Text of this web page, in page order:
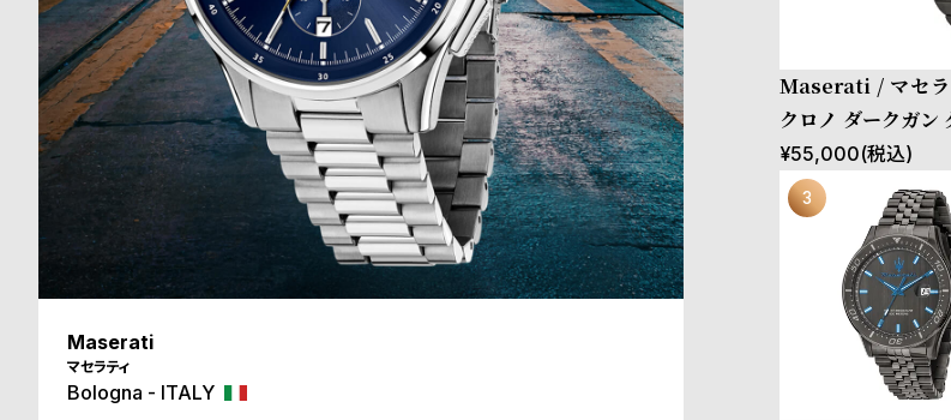
Maserati
マセラティ
Bologna - ITALY
Maserati / マセ
クロノ ダークガン
スレット
¥55,000(税込)